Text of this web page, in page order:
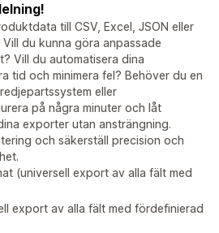
till CSV, Excel, JSON eller
du kunna göra anpassade
Vill du automatisera dina
tid och minimera fel? Behöver du en
eller
på några minuter och låt
exporter utan ansträngning.
och säkerställ precision och
(universell export av alla fält med
export av alla fält med fördefinierad